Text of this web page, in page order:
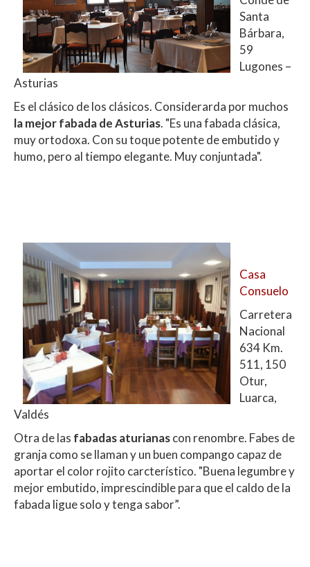
Santa
Bárbara,
59
Lugones –
Asturias
Es el clásico de los clásicos. Considerarda por muchos
la mejor fabada de Asturias. "Es una fabada clásica,
muy ortodoxa. Con su toque potente de embutido y
humo, pero al tiempo elegante. Muy conjuntada".
Casa
Consuelo
Carretera
Nacional
634 Km.
511, 150
Otur,
Luarca,
Valdés
Otra de las fabadas aturianascon renombre. Fabes de
granja como se llaman y un buen compango capaz de
aportar el color rojito carcterístico. "Buena legumbre y
mejor embutido, imprescindible para que el caldo de la
fabada ligue solo y tenga sabor”.